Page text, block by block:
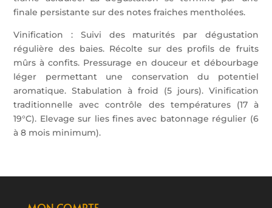
finale persistante sur des notes fraiches mentholées.
Vinification : Suivi des maturités par dégustation
régulière des baies. Récolte sur des profils de fruits
mûrs à confits. Pressurage en douceur et débourbage
léger permettant une conservation du potentiel
aromatique. Stabulation à froid (5 jours). Vinification
traditionnelle avec contrôle des températures (17 à
19°C). Elevage sur lies fines avec batonnage régulier (6
à 8 mois minimum).